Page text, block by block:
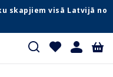
skapjiem visā Latvijā no